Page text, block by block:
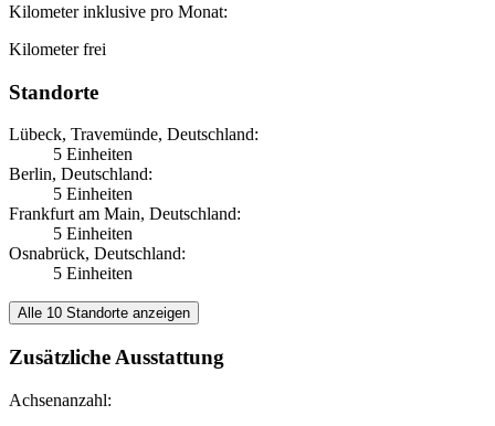
Kilometer inklusive pro Monat:
Kilometer frei
Standorte
Lübeck, Travemünde, Deutschland:
5 Einheiten
Berlin, Deutschland:
5 Einheiten
Frankfurt am Main, Deutschland:
5 Einheiten
Osnabrück, Deutschland:
5 Einheiten
Alle 10 Standorte anzeigen
Zusätzliche Ausstattung
Achsenanzahl: